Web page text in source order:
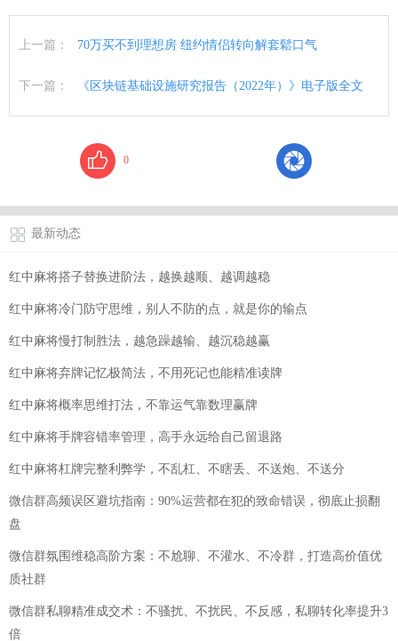
上一篇： 70万买不到理想房 纽约情侣转向解套鬆口气
下一篇： 《区块链基础设施研究报告（2022年）》电子版全文
0
最新动态
红中麻将搭子替换进阶法，越换越顺、越调越稳
红中麻将冷门防守思维，别人不防的点，就是你的输点
红中麻将慢打制胜法，越急躁越输、越沉稳越赢
红中麻将弃牌记忆极简法，不用死记也能精准读牌
红中麻将概率思维打法，不靠运气靠数理赢牌
红中麻将手牌容错率管理，高手永远给自己留退路
红中麻将杠牌完整利弊学，不乱杠、不瞎丢、不送炮、不送分
微信群高频误区避坑指南：90%运营都在犯的致命错误，彻底止损翻
盘
微信群氛围维稳高阶方案：不尬聊、不灌水、不冷群，打造高价值优
质社群
微信群私聊精准成交术：不骚扰、不扰民、不反感，私聊转化率提升3
倍